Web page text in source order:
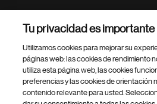
Footer Site Search
Tu privacidad es
Utilizamos cookies para mejorar su
páginas web: las cookies de rendimiento
utiliza esta página web, las cookies
preferencias y las cookies de orientación
contenido relevante para usted.